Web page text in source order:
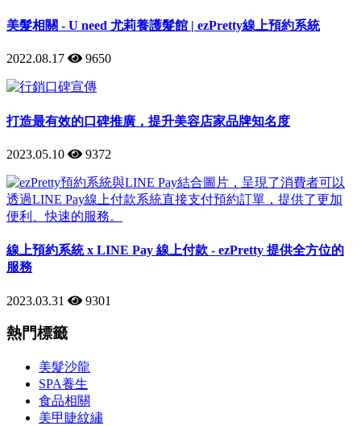
美髮相關 - U need 尤莉養護髮館 | ezPretty線上預約系統
2022.08.17 9650
打造最有效的口碑推廣，提升美容店家品牌知名度
2023.05.10 9372
線上預約系統 x LINE Pay 線上付款 - ezPretty 提供全方位的
服務
2023.03.31 9301
熱門標籤
美髮沙龍
SPA養生
食品相關
美甲睫紋繡